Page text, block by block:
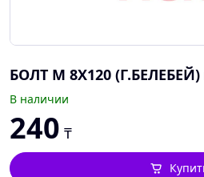
БОЛТ М 8Х120 (Г.БЕЛЕБЕЙ)
В наличии
240 ₸